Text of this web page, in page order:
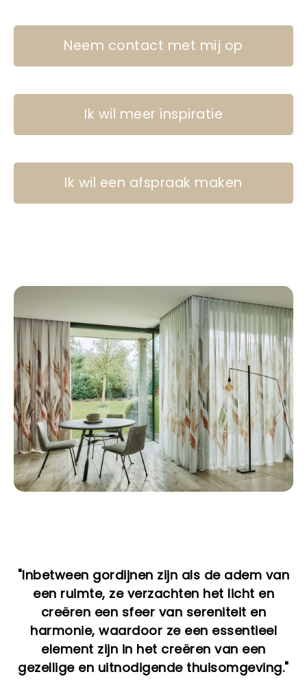
Neem contact met mij op
Ik wil meer inspiratie
Ik wil een afspraak maken
"Inbetween gordijnen zijn als de adem van
een ruimte, ze verzachten het licht en
creëren een sfeer van sereniteit en
harmonie, waardoor ze een essentieel
element zijn in het creëren van een
gezellige en uitnodigende thuisomgeving."